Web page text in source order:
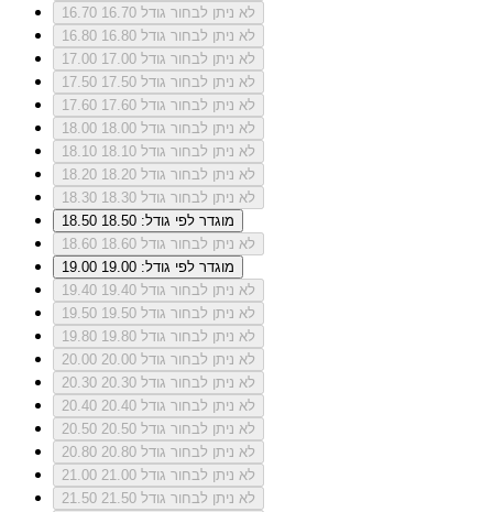
16.70
לא ניתן לבחור גודל 16.70
16.80
לא ניתן לבחור גודל 16.80
17.00
לא ניתן לבחור גודל 17.00
17.50
לא ניתן לבחור גודל 17.50
17.60
לא ניתן לבחור גודל 17.60
18.00
לא ניתן לבחור גודל 18.00
18.10
לא ניתן לבחור גודל 18.10
18.20
לא ניתן לבחור גודל 18.20
18.30
לא ניתן לבחור גודל 18.30
18.50
מוגדר לפי גודל: 18.50
18.60
לא ניתן לבחור גודל 18.60
19.00
מוגדר לפי גודל: 19.00
19.40
לא ניתן לבחור גודל 19.40
19.50
לא ניתן לבחור גודל 19.50
19.80
לא ניתן לבחור גודל 19.80
20.00
לא ניתן לבחור גודל 20.00
20.30
לא ניתן לבחור גודל 20.30
20.40
לא ניתן לבחור גודל 20.40
20.50
לא ניתן לבחור גודל 20.50
20.80
לא ניתן לבחור גודל 20.80
21.00
לא ניתן לבחור גודל 21.00
21.50
לא ניתן לבחור גודל 21.50